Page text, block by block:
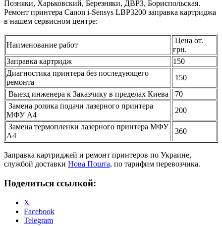
Позняки, Харьковский, Березняки, ДВРЗ, Бориспольская.
Ремонт принтера Canon i-Sensys LBP3200 заправка картриджа
в нашем сервисном центре:
Наименование работ
Цена от.
грн.
Заправка картридж
150
Диагностика принтера без последующего
ремонта
150
Выезд инженера к Заказчику в пределах Киева
70
Замена ролика подачи лазерного принтера
МФУ А4
200
Замена термопленки лазерного принтера МФУ
А4
360
Заправка картриджей и ремонт принтеров по Украине,
службой доставки Нова Пошта, по тарифим перевозчика.
Поделиться ссылкой:
X
Facebook
Telegram